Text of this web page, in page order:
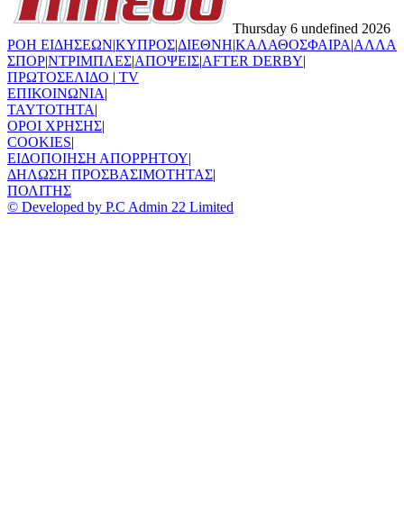
Thursday 6 undefined 2026
ΡΟΗ ΕΙΔΗΣΕΩΝ|ΚΥΠΡΟΣ|ΔΙΕΘΝΗ|ΚΑΛΑΘΟΣΦΑΙΡΑ|ΑΛΛΑ
ΣΠΟΡ|ΝΤΡΙΜΠΛΕΣ|ΑΠΟΨΕΙΣ|AFTER DERBY|
ΠΡΩΤΟΣΕΛΙΔΟ | TV
ΕΠΙΚΟΙΝΩΝΙΑ|
TAYTOTHTA|
ΟΡΟΙ ΧΡΗΣΗΣ|
COOKIES|
ΕΙΔΟΠΟΙΗΣΗ ΑΠΟΡΡΗΤΟΥ|
ΔΗΛΩΣΗ ΠΡΟΣΒΑΣΙΜΟΤΗΤΑΣ|
ΠΟΛΙΤΗΣ
© Developed by P.C Admin 22 Limited